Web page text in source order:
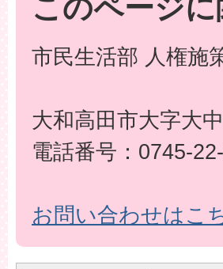
このページ
市民生活部 人権施
大和高田市大字大
電話番号：0745-
お問い合わせはこ